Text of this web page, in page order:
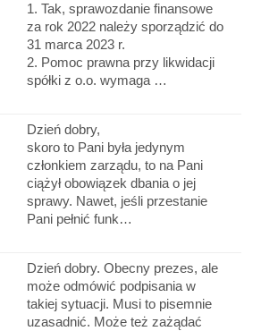
1. Tak, sprawozdanie finansowe
za rok 2022 należy sporządzić do
31 marca 2023 r.
2. Pomoc prawna przy likwidacji
spółki z o.o. wymaga …
Dzień dobry,
skoro to Pani była jedynym
członkiem zarządu, to na Pani
ciążył obowiązek dbania o jej
sprawy. Nawet, jeśli przestanie
Pani pełnić funk…
Dzień dobry. Obecny prezes, ale
może odmówić podpisania w
takiej sytuacji. Musi to pisemnie
uzasadnić. Może też zażądać